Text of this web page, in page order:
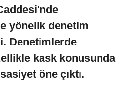
yönelik denetim
Denetimlerde
kask konusunda
öne çıktı.